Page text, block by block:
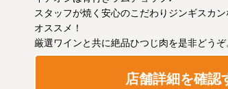
スタッフが焼く安心のこだわりジンギスカ
オススメ！
厳選ワインと共に絶品ひつじ肉を是非どうぞ
店舗詳細を確認